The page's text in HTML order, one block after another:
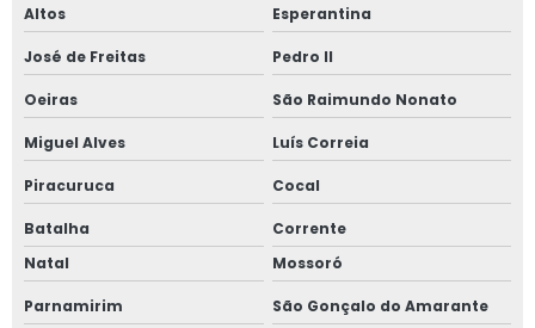
Altos Esperantina
José de Freitas Pedro II
Oeiras São Raimundo Nonato
Miguel Alves Luís Correia
Piracuruca Cocal
Batalha
Corrente
Natal
Mossoró
Parnamirim São Gonçalo do Amarante